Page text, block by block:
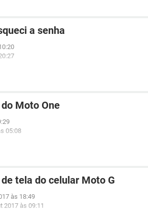
a senha
Moto One
05:08
tela do celular Moto G
às 18:49
2017 às 09:11